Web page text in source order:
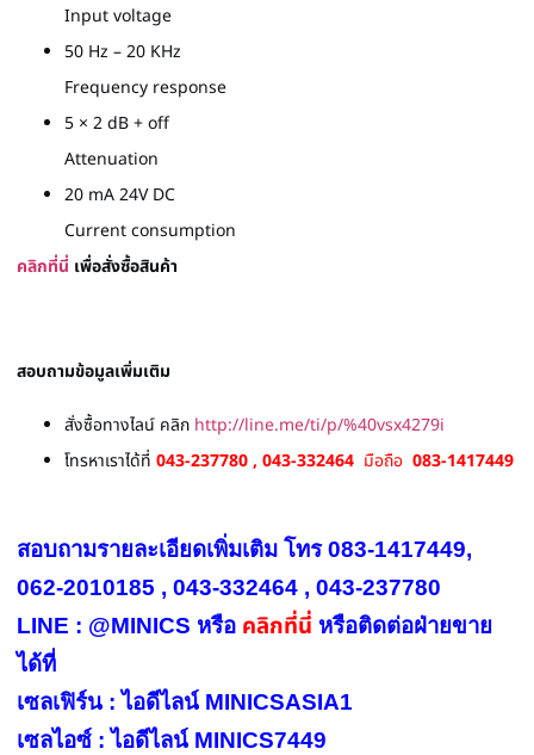
Input voltage
50 Hz – 20 KHz
Frequency response
5 × 2 dB + off
Attenuation
20 mA 24V DC
Current consumption
คลิกที่นี่ เพื่อสั่งซื้อสินค้า
สอบถามข้อมูลเพิ่มเติม
สั่งซื้อทางไลน์ คลิก http://line.me/ti/p/%40vsx4279i
โทรหาเราได้ที่ 043-237780 , 043-332464 มือถือ 083-1417449
สอบถามรายละเอียดเพิ่มเติม โทร 083-1417449,
062-2010185 , 043-332464 , 043-237780
LINE : @MINICS หรือ คลิกที่นี่ หรือติดต่อฝ่ายขาย
ได้ที่
เซลเฟิร์น : ไอดีไลน์ MINICSASIA1
เซลไอซ์ : ไอดีไลน์ MINICS7449